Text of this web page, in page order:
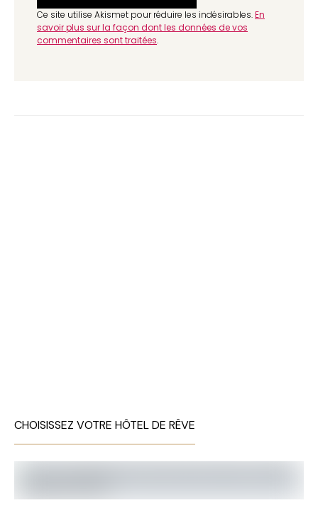
Ce site utilise Akismet pour réduire les indésirables.En
savoir plus sur la façon dont les données de vos
commentaires sont traitées.
CHOISISSEZ VOTRE HÔTEL DE RÊVE